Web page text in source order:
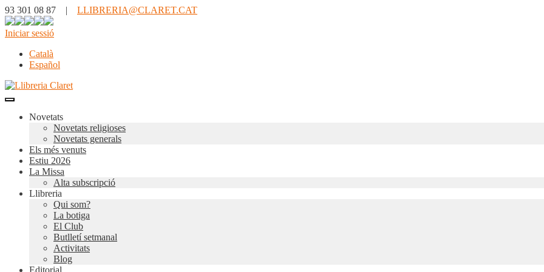
93 301 08 87 | LLIBRERIA@CLARET.CAT
Iniciar sessió
Català
Español
Novetats
Novetats religioses
Novetats generals
Els més venuts
Estiu 2026
La Missa
Alta subscripció
Llibreria
Qui som?
La botiga
El Club
Butlletí setmanal
Activitats
Blog
Editorial